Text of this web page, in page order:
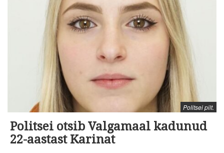
Politsei pilt.
Politsei otsib Valgamaal kadunud
22-aastast Karinat